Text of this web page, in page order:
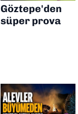
Göztepe'den
süper prova